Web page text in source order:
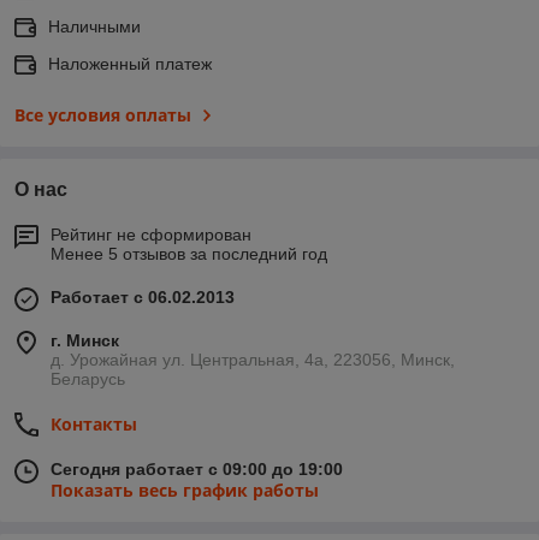
Наличными
Наложенный платеж
Все условия оплаты
О нас
Рейтинг не сформирован
Менее 5 отзывов за последний год
Работает с 06.02.2013
г. Минск
д. Урожайная ул. Центральная, 4а, 223056, Минск,
Беларусь
Контакты
Сегодня работает с 09:00 до 19:00
Показать весь график работы